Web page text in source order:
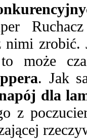
nimi zrobić.
może
. Jak
dla
z